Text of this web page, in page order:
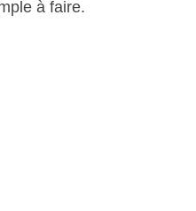
à faire.